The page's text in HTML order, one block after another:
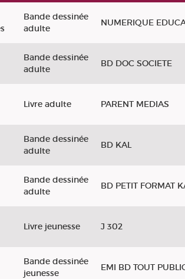
adosBande dessinée
adulte
NUMERIQUE
Bande dessinée
adulte
BD DOC SOCIETE
Livre adulte PARENT MEDIAS
Bande dessinée
adulte
BD KAL
Bande dessinée
adulte
BD PETIT FORMAT
Livre jeunesse J 302
Bande dessinée
jeunesse
EMI BD TOUT